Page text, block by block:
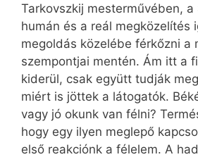
Tarkovszkij mesterművében, a
humán és a reál megközelítés
megoldás közelébe férkőzni a
szempontjai mentén. Ám itt a
kiderül, csak együtt tudják
miért is jöttek a látogatók.
vagy jó okunk van félni?
hogy egy ilyen meglepő
első reakciónk a félelem. A